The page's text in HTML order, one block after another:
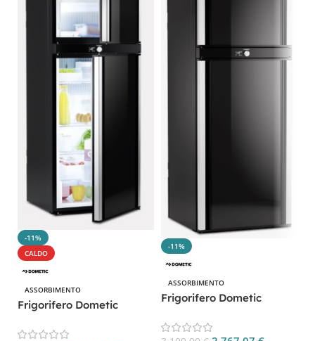
-11%
CALDO
ASSORBIMENTO
Frigorifero Dometic
Camper
-11%
ASSORBIMENTO
Frigorifero Dometic
Camper